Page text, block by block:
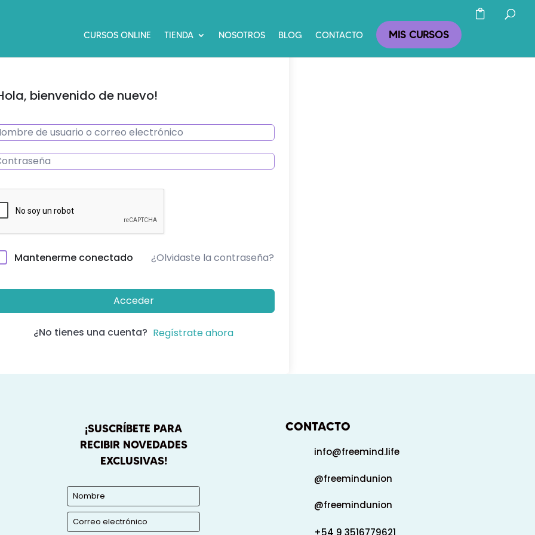
CURSOS ONLINE TIENDA NOSOTROS BLOG CONTACTO MIS CURSOS
bienvenido de nuevo!
Mantenerme conectado ¿Olvidaste la contraseña?
Acceder
¿No tienes una cuenta? Regístrate ahora
¡SUSCRÍBETE PARA
RECIBIR NOVEDADES
EXCLUSIVAS!
CONTACTO
info@freemind.life
@freemindunion
@freemindunion